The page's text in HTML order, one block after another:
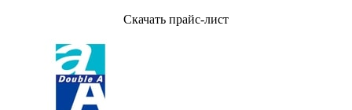
Скачать прайс-лист